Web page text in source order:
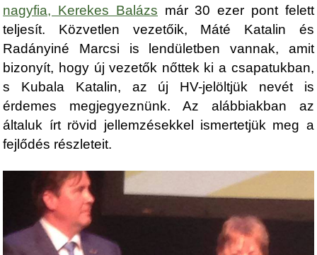
nagyfia, Kerekes Balázs már 30 ezer pont felett
teljesít. Közvetlen vezetőik, Máté Katalin és
Radányiné Marcsi is lendületben vannak, amit
bizonyít, hogy új vezetők nőttek ki a csapatukban,
s Kubala Katalin, az új HV-jelöltjük nevét is
érdemes megjegyeznünk. Az alábbiakban az
általuk írt rövid jellemzésekkel ismertetjük meg a
fejlődés részleteit.